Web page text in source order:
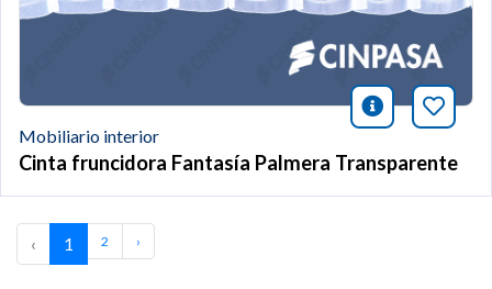
icono
Mobiliario interior
Cinta fruncidora Fantasía Palmera Transparente
‹ 1 2 ›